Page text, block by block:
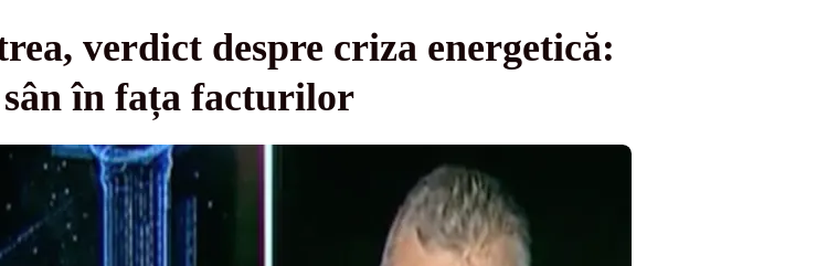
verdict despre criza energetică:
în fața facturilor